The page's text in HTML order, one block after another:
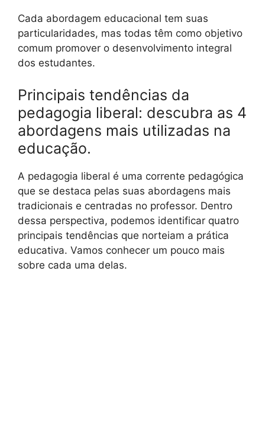
Cada abordagem educacional tem suas
particularidades, mas todas têm como objetivo
comum promover o desenvolvimento integral
dos estudantes.
Principais tendências da
pedagogia liberal: descubra as 4
abordagens mais utilizadas na
educação.
A pedagogia liberal é uma corrente pedagógica
que se destaca pelas suas abordagens mais
tradicionais e centradas no professor. Dentro
dessa perspectiva, podemos identificar quatro
principais tendências que norteiam a prática
educativa. Vamos conhecer um pouco mais
sobre cada uma delas.